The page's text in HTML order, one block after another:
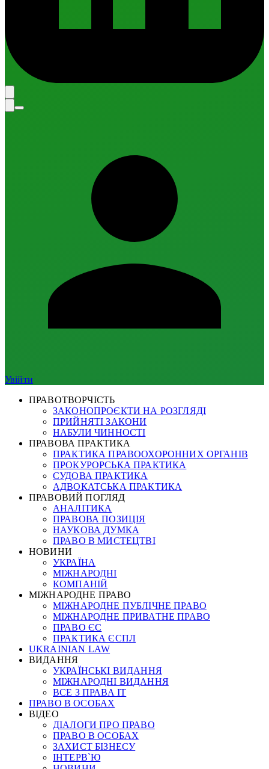
Увійти
ПРАВОТВОРЧІСТЬ
ЗАКОНОПРОЄКТИ НА РОЗГЛЯДІ
ПРИЙНЯТІ ЗАКОНИ
НАБУЛИ ЧИННОСТІ
ПРАВОВА ПРАКТИКА
ПРАКТИКА ПРАВООХОРОННИХ ОРГАНІВ
ПРОКУРОРСЬКА ПРАКТИКА
СУДОВА ПРАКТИКА
АДВОКАТСЬКА ПРАКТИКА
ПРАВОВИЙ ПОГЛЯД
АНАЛІТИКА
ПРАВОВА ПОЗИЦІЯ
НАУКОВА ДУМКА
ПРАВО В МИСТЕЦТВІ
НОВИНИ
УКРАЇНА
МІЖНАРОДНІ
КОМПАНІЙ
МІЖНАРОДНЕ ПРАВО
МІЖНАРОДНЕ ПУБЛІЧНЕ ПРАВО
МІЖНАРОДНЕ ПРИВАТНЕ ПРАВО
ПРАВО ЄС
ПРАКТИКА ЄСПЛ
UKRAINIAN LAW
ВИДАННЯ
УКРАЇНСЬКІ ВИДАННЯ
МІЖНАРОДНІ ВИДАННЯ
ВСЕ З ПРАВА ІТ
ПРАВО В ОСОБАХ
ВІДЕО
ДІАЛОГИ ПРО ПРАВО
ПРАВО В ОСОБАХ
ЗАХИСТ БІЗНЕСУ
ІНТЕРВ`Ю